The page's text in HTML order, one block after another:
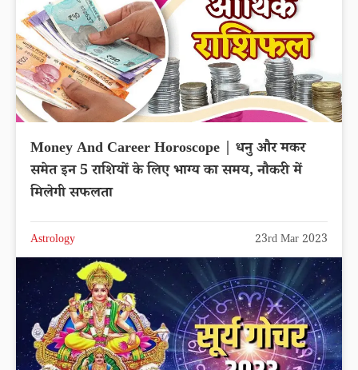
Money And Career Horoscope | धनु और मकर
समेत इन 5 राशियों के लिए भाग्य का समय, नौकरी में
मिलेगी सफलता
Astrology 23rd Mar 2023